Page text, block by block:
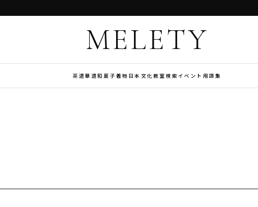
MELETY
茶道華道和菓子 着物 日本文化 教室検索 イベント 用語集